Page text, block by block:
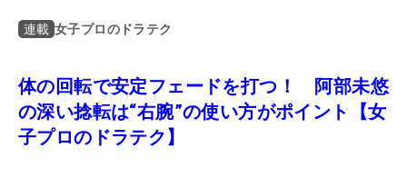
連載 女子プロのドラテク
体の回転で安定フェードを打つ！ 阿部未悠
の深い捻転は“右腕”の使い方がポイント【女
子プロのドラテク】